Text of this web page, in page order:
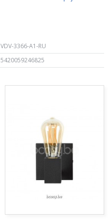
VDV-3366-A1-RU
5420059246825